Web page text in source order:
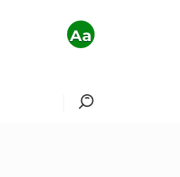
Aa